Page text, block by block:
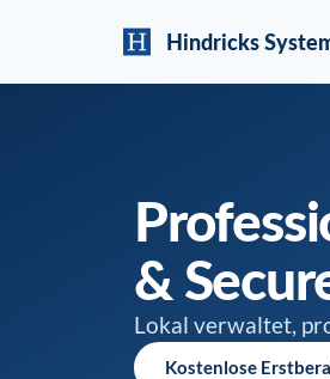
Hindricks
&
Lokal verwaltet,
Kostenlose